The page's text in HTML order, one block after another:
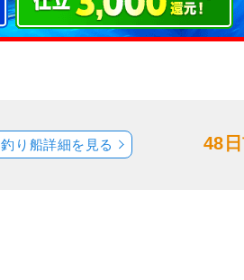
48
釣り船詳細を見る